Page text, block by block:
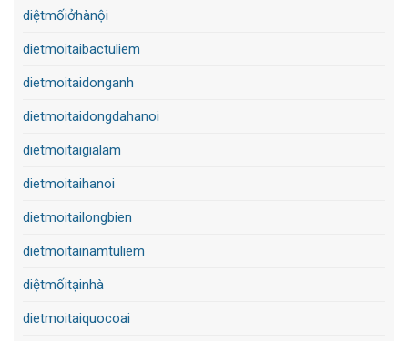
diệtmốiởhànội
dietmoitaibactuliem
dietmoitaidonganh
dietmoitaidongdahanoi
dietmoitaigialam
dietmoitaihanoi
dietmoitailongbien
dietmoitainamtuliem
diệtmốitạinhà
dietmoitaiquocoai